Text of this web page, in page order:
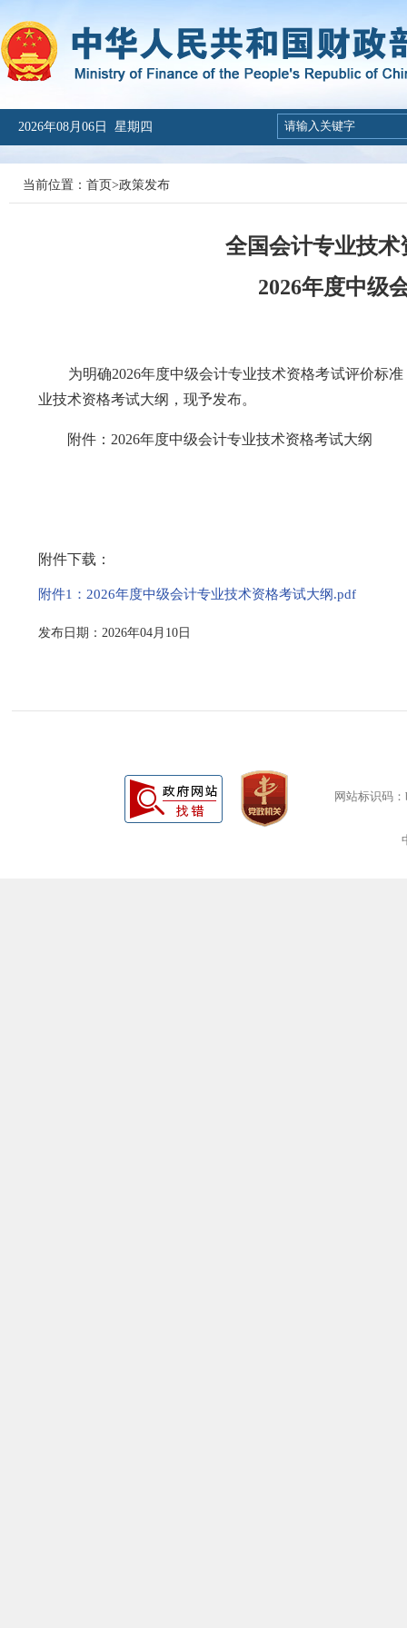
2026年08月06日 星期四
当前位置： 首页>政策发布
全国会计专业技
2026年度中级
为明确2026年度中级会计专业技术资格考试评价标准
业技术资格考试大纲，现予发布。
附件：2026年度中级会计专业技术资格考试大纲
附件下载：
附件1：2026年度中级会计专业技术资格考试大纲.pdf
发布日期：2026年04月10日
网站标识码